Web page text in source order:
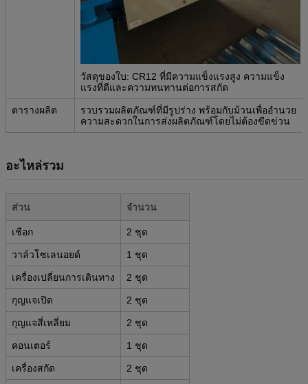
วัสดุของใบ: CR12 ที่มีความแข็งแรงสูง ความแข็ง
แรงที่ดีและความทนทานต่อการสกัด
ตารางผลิต
รวบรวมผลิตภัณฑ์ที่มีรูปร่าง พร้อมกับม้วนเพื่ออํานวย
ความสะดวกในการส่งผลิตภัณฑ์โดยไม่ต้องขีดข่วน
อะไหล่รวม
ส่วน จํานวน
เชือก 2 ชุด
วาล์วโซเลนอยด์ 1 ชุด
เครื่องเปลี่ยนการเดินทาง 2 ชุด
กุญแจเปิด 2 ชุด
กุญแจสี่เหลี่ยม 2 ชุด
คอนเตอร์ 1 ชุด
เครื่องสกัด 2 ชุด